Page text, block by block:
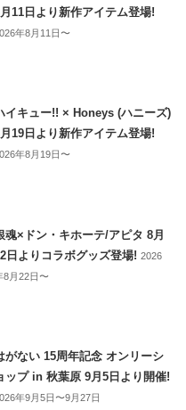
11日より新作アイテム登場!
年8月11日〜
イキュー!! × Honeys (ハニーズ)
19日より新作アイテム登場!
年8月19日〜
魂×ドン・キホーテ/アピタ 8月
日よりコラボグッズ登場!2026
8月22日〜
がない 15周年記念 オンリーシ
ップ in 秋葉原 9月5日より開催!
年9月5日〜9月27日